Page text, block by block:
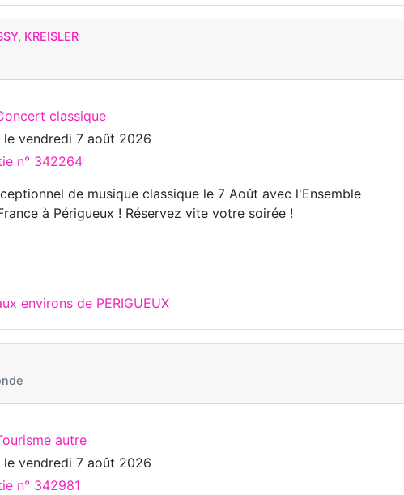
KREISLER
classique
levendredi 7 août 2026
n° 342264
de musique classique le 7 Août avec l'Ensemble
à Périgueux ! Réservez vite votre soirée !
environs de PERIGUEUX
autre
levendredi 7 août 2026
n° 342981